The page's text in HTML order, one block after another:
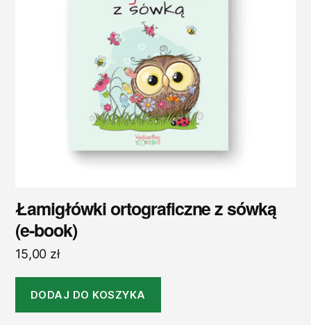
Łamigłówki ortograficzne z sówką
(e-book)
15,00 zł
DODAJ DO KOSZYKA